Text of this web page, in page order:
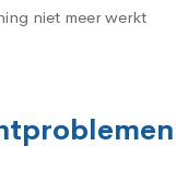
niet meer werkt